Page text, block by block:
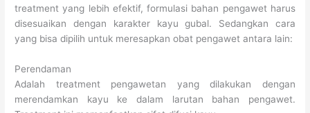
treatment yang lebih efektif, formulasi bahan pengawet harus
disesuaikan dengan karakter kayu gubal. Sedangkan cara
yang bisa dipilih untuk meresapkan obat pengawet antara lain:
Perendaman
Adalah treatment pengawetan yang dilakukan dengan
merendamkan kayu ke dalam larutan bahan pengawet.